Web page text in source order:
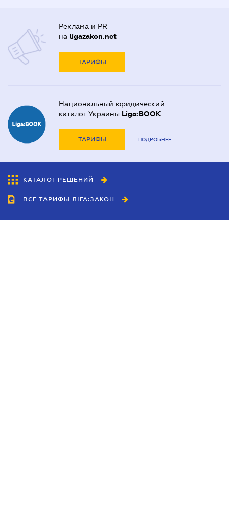
Реклама и PR
на ligazakon.net
ТАРИФЫ
Национальный юридический
каталог Украины Liga:BOOK
ТАРИФЫ ПОДРОБНЕЕ
КАТАЛОГ РЕШЕНИЙ
ВСЕ ТАРИФЫ ЛІГА:ЗАКОН